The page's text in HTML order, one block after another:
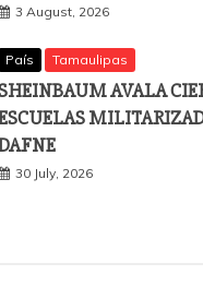
3 August, 2026
País Tamaulipas
AVALA
30 July, 2026